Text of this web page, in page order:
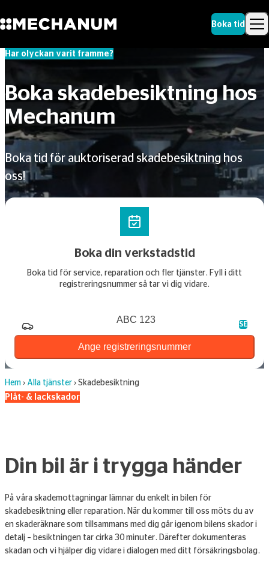
Skip to content
Boka tid
Sök Sök
Har olyckan varit framme?
Boka skadebesiktning hos
Mechanum
Boka tid för auktoriserad skadebesiktning hos
oss!
Boka din verkstadstid
Boka tid för service, reparation och fler tjänster. Fyll i ditt
registreringsnummer så tar vi dig vidare.
SE
Ange registreringsnummer
Hem › Alla tjänster › Skadebesiktning
Plåt- & lackskador
Din bil är i trygga händer
På våra skademottagningar lämnar du enkelt in bilen för
skadebesiktning eller reparation. När du kommer till oss möts du av
en skaderäknare som tillsammans med dig går igenom bilens skador i
detalj – besiktningen tar cirka 30 minuter. Därefter dokumenteras
skadan och vi hjälper dig vidare i dialogen med ditt försäkringsbolag.